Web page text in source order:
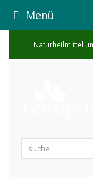
Menü
Naturheilmittel